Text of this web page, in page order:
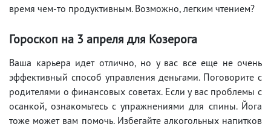
время чем-то продуктивным. Возможно, легким чтением?
Гороскоп на 3 апреля для Козерога
Ваша карьера идет отлично, но у вас все еще не очень
эффективный способ управления деньгами. Поговорите с
родителями о финансовых советах. Если у вас проблемы с
осанкой, ознакомьтесь с упражнениями для спины. Йога
тоже может вам помочь. Избегайте алкогольных напитков